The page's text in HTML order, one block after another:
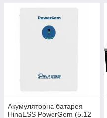
Акумуляторна батарея
HinaESS PowerGem (5.12